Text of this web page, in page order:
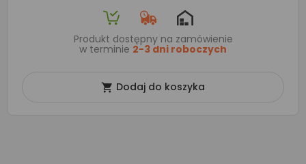
Produkt dostępny na zamówienie
w terminie 2-3 dni roboczych
 Dodaj do koszyka